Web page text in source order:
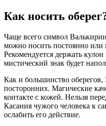
Как носить
Чаще всего символ
можно носить постоянно
Рекомендуется держать
мистический знак будет
Как и большинство
посторонних. Магические
контакте с кожей. Нельзя
Касания чужого человека к
ослабить его действие.